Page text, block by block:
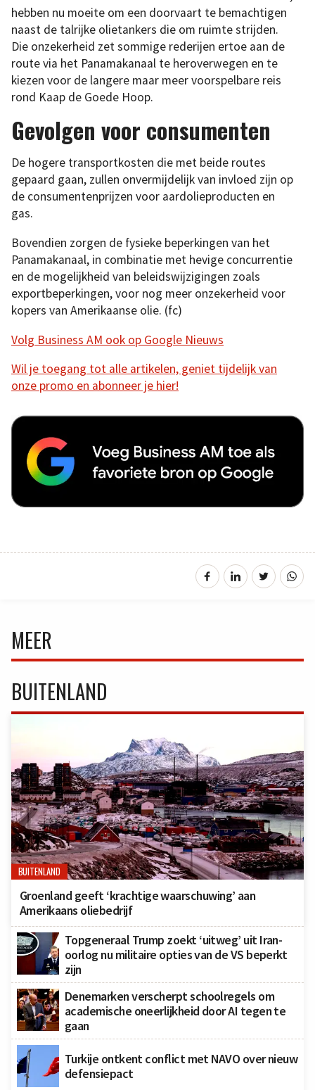
hebben nu moeite om een doorvaart te bemachtigen
naast de talrijke olietankers die om ruimte strijden.
Die onzekerheid zet sommige rederijen ertoe aan de
route via het Panamakanaal te heroverwegen en te
kiezen voor de langere maar meer voorspelbare reis
rond Kaap de Goede Hoop.
Gevolgen voor consumenten
De hogere transportkosten die met beide routes
gepaard gaan, zullen onvermijdelijk van invloed zijn op
de consumentenprijzen voor aardolieproducten en
gas.
Bovendien zorgen de fysieke beperkingen van het
Panamakanaal, in combinatie met hevige concurrentie
en de mogelijkheid van beleidswijzigingen zoals
exportbeperkingen, voor nog meer onzekerheid voor
kopers van Amerikaanse olie. (fc)
Volg Business AM ook op Google Nieuws
Wil je toegang tot alle artikelen, geniet tijdelijk van
onze promo en abonneer je hier!
MEER
BUITENLAND
BUITENLAND
Groenland geeft ‘krachtige waarschuwing’ aan
Amerikaans oliebedrijf
Topgeneraal Trump zoekt ‘uitweg’ uit Iran-
oorlog nu militaire opties van de VS beperkt
zijn
Denemarken verscherpt schoolregels om
academische oneerlijkheid door AI tegen te
gaan
Turkije ontkent conflict met NAVO over nieuw
defensiepact